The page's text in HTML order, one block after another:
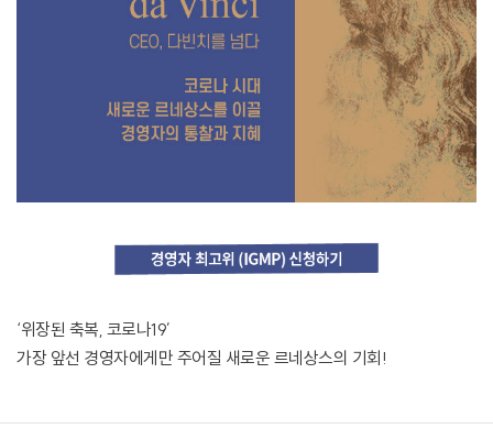
‘위장된 축복, 코로나19’
가장 앞선 경영자에게만 주어질 새로운 르네상스의 기회!